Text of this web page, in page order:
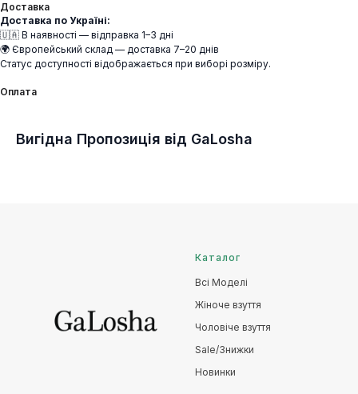
Доставка
Доставка по Україні:
🇺🇦 В наявності — відправка 1–3 дні
🌍 Європейський склад — доставка 7–20 днів
Статус доступності відображається при виборі розміру.
Оплата
Вигідна Пропозиція від GaLosha
Каталог
Всі Моделі
Жіноче взуття
Чоловіче взуття
Sale/Знижки
Новинки